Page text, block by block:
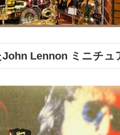
Lennon ミニチュ